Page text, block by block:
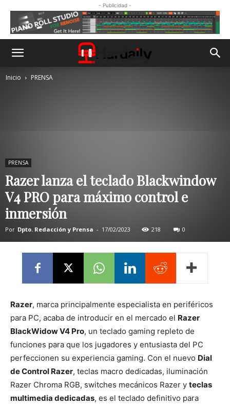
- Publicidad -
Inicio PRENSA
PRENSA
Razer lanza el teclado Blackwindow
V4 PRO para máximo control e
inmersión
Por Dpto. Redacción y Prensa - 17/02/2023 218 0
Razer, marca principalmente especialista en periféricos
para PC, acaba de introducir en el mercado el Razer
BlackWidow V4 Pro, un teclado gaming repleto de
funciones para que los jugadores y entusiasta del PC
perfeccionen su experiencia gaming. Con el nuevo Dial
de Control Razer, teclas macro dedicadas, iluminación
Razer Chroma RGB, switches mecánicos Razer y teclas
multimedia dedicadas, es el teclado definitivo para